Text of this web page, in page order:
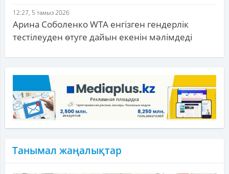
12:27, 5 тамыз 2026
Арина Соболенко WTA енгізген гендерлік
тестілеуден өтуге дайын екенін мәлімдеді
Танымал жаңалықтар